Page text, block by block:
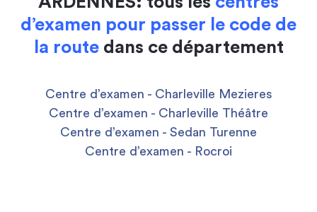
d’examen pour passer le code de
la routedans ce département
Centre d’examen - Charleville Mezieres
Centre d’examen - Charleville Théâtre
Centre d’examen - Sedan Turenne
Centre d’examen - Rocroi